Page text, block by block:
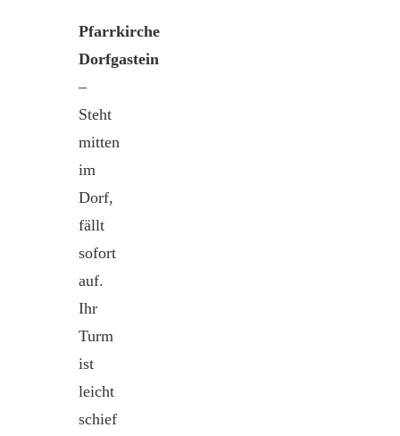
Pfarrkirche
Dorfgastein
–
Steht
mitten
im
Dorf,
fällt
sofort
auf.
Ihr
Turm
ist
leicht
schief